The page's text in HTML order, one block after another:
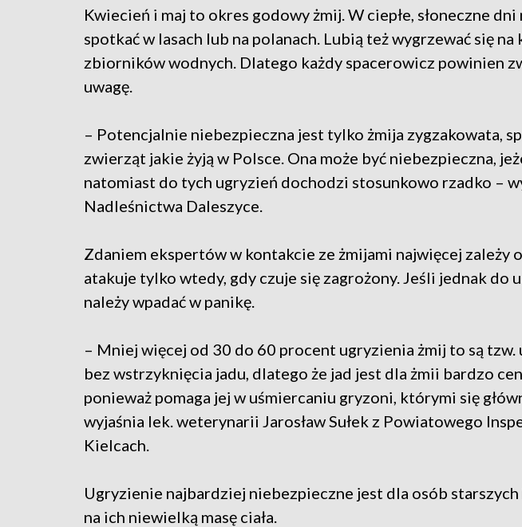
Kwiecień i maj to okres godowy żmij. W ciepłe, słoneczne dni
spotkać w lasach lub na polanach. Lubią też wygrzewać się
zbiorników wodnych. Dlatego każdy spacerowicz powinien
uwagę.
– Potencjalnie niebezpieczna jest tylko żmija zygzakowata,
zwierząt jakie żyją w Polsce. Ona może być niebezpieczna,
natomiast do tych ugryzień dochodzi stosunkowo rzadko –
Nadleśnictwa Daleszyce.
Zdaniem ekspertów w kontakcie ze żmijami najwięcej zależy
atakuje tylko wtedy, gdy czuje się zagrożony. Jeśli jednak do
należy wpadać w panikę.
– Mniej więcej od 30 do 60 procent ugryzienia żmij to są tzw.
bez wstrzyknięcia jadu, dlatego że jad jest dla żmii bardzo
ponieważ pomaga jej w uśmiercaniu gryzoni, którymi się
wyjaśnia lek. weterynarii Jarosław Sułek z Powiatowego
Kielcach.
Ugryzienie najbardziej niebezpieczne jest dla osób
na ich niewielką masę ciała.